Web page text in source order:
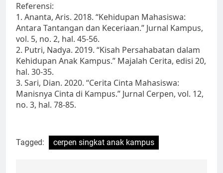
Referensi:
1. Ananta, Aris. 2018. “Kehidupan Mahasiswa:
Antara Tantangan dan Keceriaan.” Jurnal Kampus,
vol. 5, no. 2, hal. 45-56.
2. Putri, Nadya. 2019. “Kisah Persahabatan dalam
Kehidupan Anak Kampus.” Majalah Cerita, edisi 20,
hal. 30-35.
3. Sari, Dian. 2020. “Cerita Cinta Mahasiswa:
Manisnya Cinta di Kampus.” Jurnal Cerpen, vol. 12,
no. 3, hal. 78-85.
Tagged: cerpen singkat anak kampus